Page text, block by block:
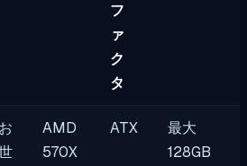
フ
ァ
ク
タ
AMD
570X
ATX
最大
128GB